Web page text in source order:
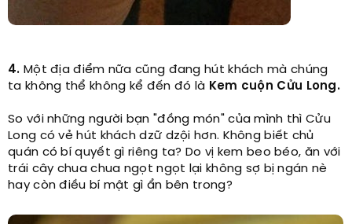
4. Một địa điểm nữa cũng đang hút khách mà chúng
ta không thể không kể đến đó là Kem cuộn Cửu Long.
So với những người bạn "đồng món" của mình thì Cửu
Long có vẻ hút khách dzữ dzội hơn. Không biết chủ
quán có bí quyết gì riêng ta? Do vị kem beo béo, ăn với
trái cây chua chua ngọt ngọt lại không sợ bị ngán nè
hay còn điều bí mật gì ẩn bên trong?